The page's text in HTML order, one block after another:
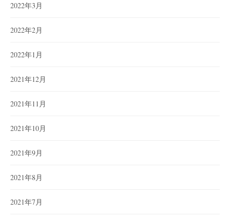
2022年3月
2022年2月
2022年1月
2021年12月
2021年11月
2021年10月
2021年9月
2021年8月
2021年7月